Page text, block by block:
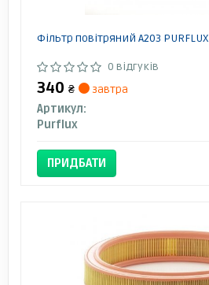
Фільтр повітряний A203 PURFLUX
0 відгуків
340 ₴
завтра
Артикул:
Purflux
ПРИДБАТИ